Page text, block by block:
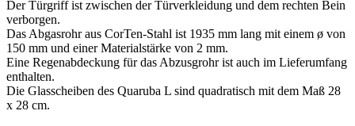
Der Türgriff ist zwischen der Türverkleidung und dem rechten Bein
verborgen.
Das Abgasrohr aus CorTen-Stahl ist 1935 mm lang mit einem ø von
150 mm und einer Materialstärke von 2 mm.
Eine Regenabdeckung für das Abzusgrohr ist auch im Lieferumfang
enthalten.
Die Glasscheiben des Quaruba L sind quadratisch mit dem Maß 28
x 28 cm.